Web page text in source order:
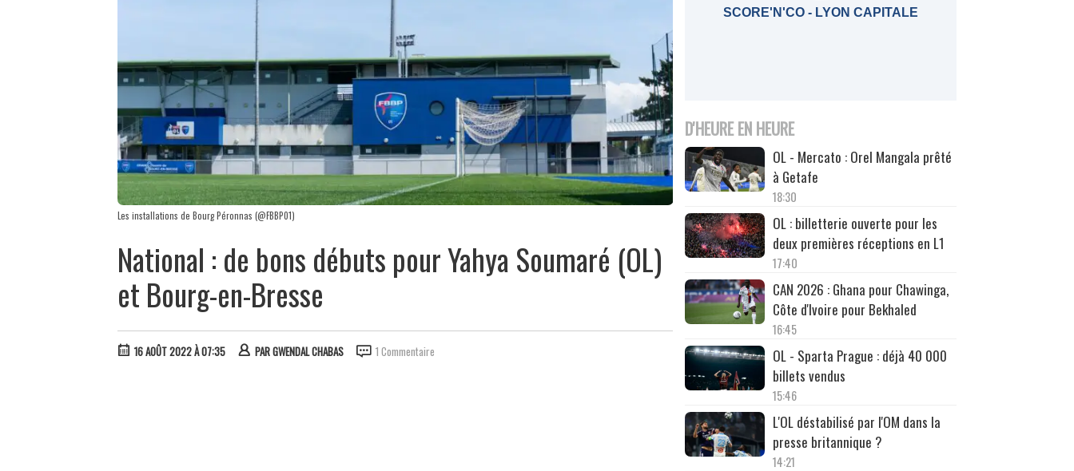
Les installations de Bourg Péronnas (@FBBP01)
National : de bons débuts pour Yahya Soumaré (OL)
et Bourg-en-Bresse
16 AOÛT 2022 À 07:35 PARGWENDAL CHABAS 1 Commentaire
SCORE'N'CO - LYON CAPITALE
D'HEURE EN HEURE
OL - Mercato : Orel Mangala prêté
à Getafe
18:30
OL : billetterie ouverte pour les
deux premières réceptions en L1
17:40
CAN 2026 : Ghana pour Chawinga,
Côte d'Ivoire pour Bekhaled
16:45
OL - Sparta Prague : déjà 40 000
billets vendus
15:46
L'OL déstabilisé par l'OM dans la
presse britannique ?
14:21